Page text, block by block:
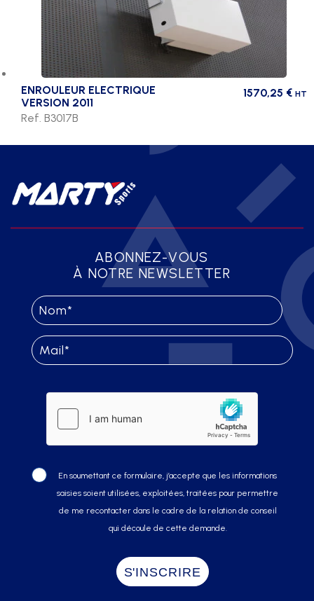
ENROULEUR ELECTRIQUE
VERSION 2011
1570,25 € HT
Ref. B3017B
ABONNEZ-VOUS
À NOTRE NEWSLETTER
En soumettant ce formulaire, j’accepte que les informations
saisies soient utilisées, exploitées, traitées pour permettre
de me recontacter dans le cadre de la relation de conseil
qui découle de cette demande.